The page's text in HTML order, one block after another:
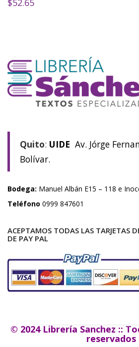
$52.65
Quito: UIDE Av. Jórge
Bolívar.
Bodega: Manuel Albán E15 – 118 e
Teléfono 0999 847601
ACEPTAMOS TODAS LAS TARJETAS
DE PAY PAL
© 2024 Librería Sanchez ::
reservados